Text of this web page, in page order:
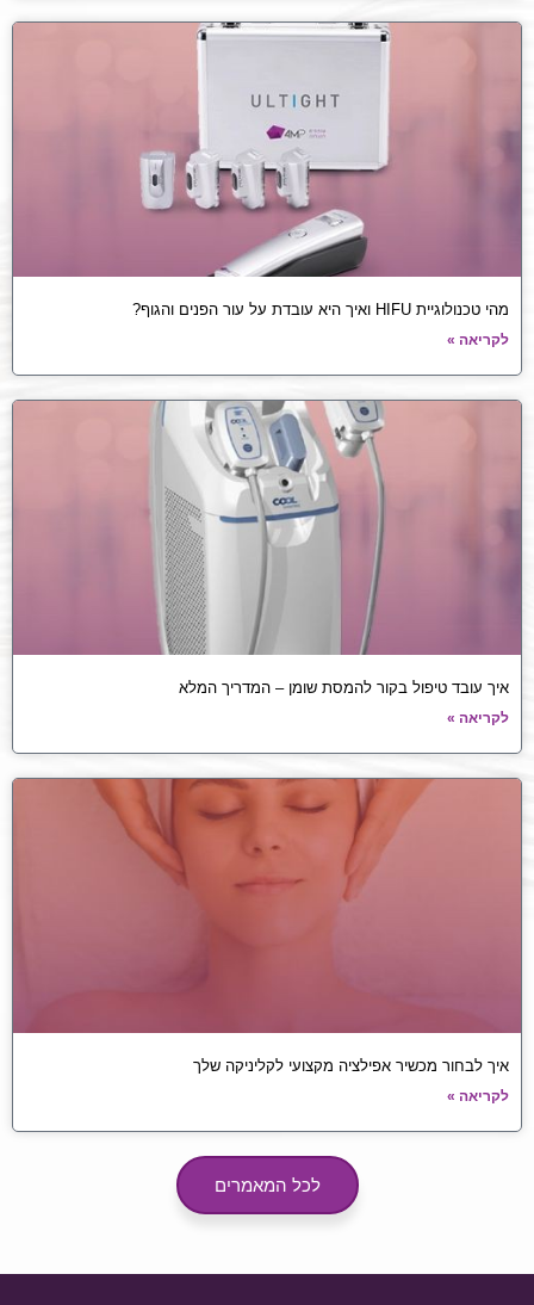
מהי טכנולוגיית HIFU ואיך היא עובדת על עור הפנים והגוף?
לקריאה »
איך עובד טיפול בקור להמסת שומן – המדריך המלא
לקריאה »
איך לבחור מכשיר אפילציה מקצועי לקליניקה שלך
לקריאה »
לכל המאמרים